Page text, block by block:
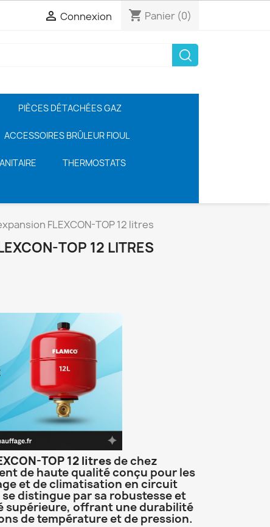
 Connexion shopping_cart Panier (0)
PIÈCES DÉTACHÉES GAZ
ACCESSOIRES BRÛLEUR FIOUL
THERMOSTATS
FLEXCON-TOP 12 litres
TOP 12 LITRES
TOP 12 litresde chez
de haute qualité conçu pour les
et de climatisation en circuit
se distingue par sa robustesse et
supérieure, offrant une durabilité
de température et de pression.